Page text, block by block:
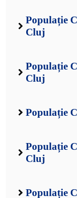
Populație
Cluj
Populație
Cluj
Populație
Populație
Cluj
Populație